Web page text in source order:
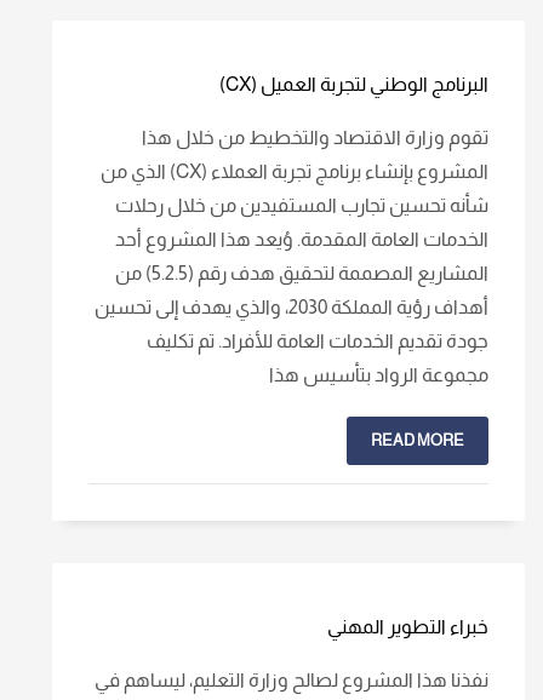
البرنامج الوطني لتجربة العميل (CX)
تقوم وزارة الاقتصاد والتخطيط من خلال هذا
المشروع بإنشاء برنامج تجربة العملاء (CX) الذي من
شأنه تحسين تجارب المستفيدين من خلال رحلات
الخدمات العامة المقدمة. وُيعد هذا المشروع أحد
المشاريع المصممة لتحقيق هدف رقم (5.2.5) من
أهداف رؤية المملكة 2030، والذي يهدف إلى تحسين
جودة تقديم الخدمات العامة للأفراد. تم تكليف
مجموعة الرواد بتأسيس هذا
READ MORE
خبراء التطوير المهني
نفذنا هذا المشروع لصالح وزارة التعليم، ليساهم في